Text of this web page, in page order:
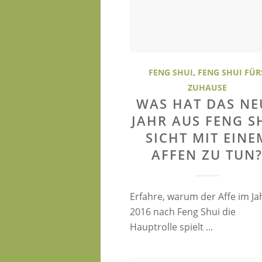
FENG SHUI, FENG SHUI
ZUHAUSE
WAS HAT DAS
JAHR AUS FENG
SICHT MIT
AFFEN ZU TUN?
Erfahre, warum der Affe im
2016 nach Feng Shui die
Hauptrolle spielt ...